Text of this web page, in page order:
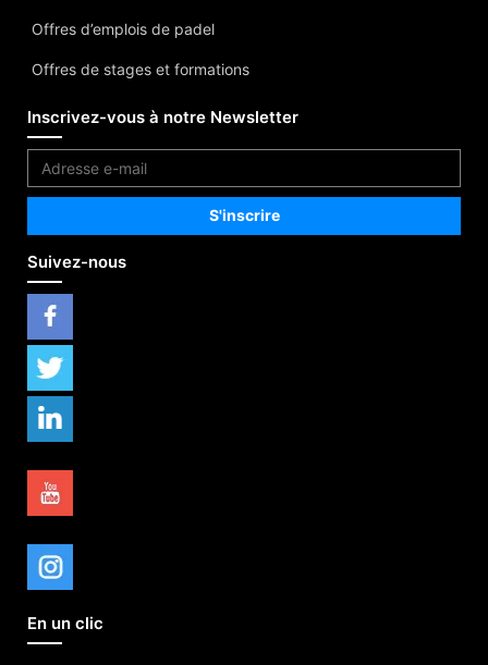
Offres d’emplois de padel
Offres de stages et formations
Inscrivez-vous à notre Newsletter
Suivez-nous
En un clic